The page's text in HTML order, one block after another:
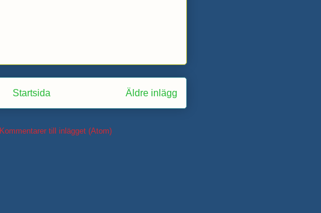
Äldre inlägg
Startsida
Kommentarer till inlägget (Atom)